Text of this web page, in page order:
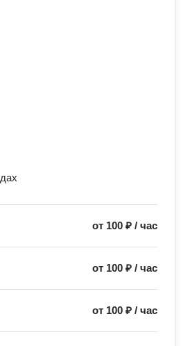
от 100 ₽ /час
от 100 ₽ /час
от 100 ₽ /час